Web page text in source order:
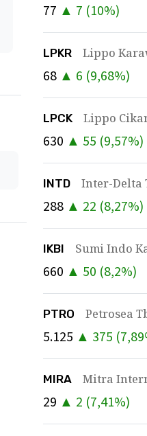
77 ▲ 7 (10%)
LPKR Lippo
68 ▲ 6 (9,68%)
LPCK Lippo
630 ▲ 55 (9,57%)
INTD Inter-Delta
288 ▲ 22 (8,27%)
IKBI Sumi Indo
660 ▲ 50 (8,2%)
PTRO Petrosea
5.125 ▲ 375 (7,89
MIRA Mitra
29 ▲ 2 (7,41%)